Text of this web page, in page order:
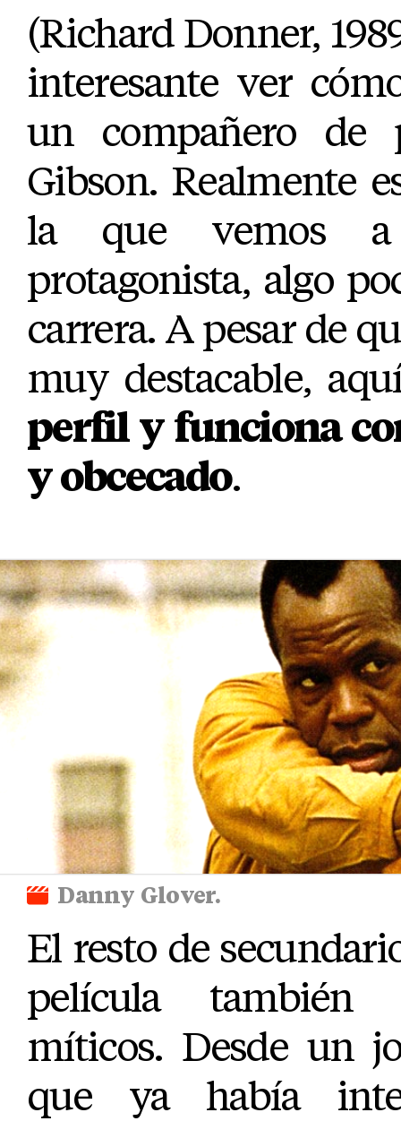
(Richard Donner,
interesante ver
un compañero de
Gibson. Realmente
la que vemos a
protagonista, algo
carrera. A pesar de
muy destacable,
perfil y funciona
y obcecado.
Danny Glover.
El resto de
película también
míticos. Desde un
que ya había